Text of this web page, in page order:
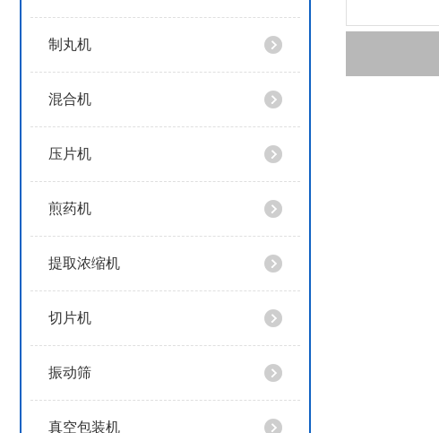
制丸机
混合机
压片机
煎药机
提取浓缩机
切片机
振动筛
真空包装机